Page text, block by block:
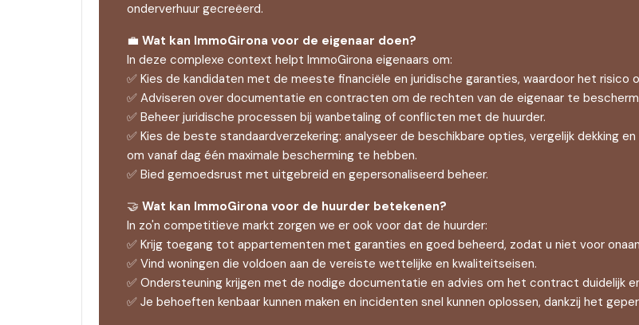
onderverhuur gecreëerd.
💼 Wat kan ImmoGirona voor de eigenaar doen?
In deze complexe context helpt ImmoGirona eigenaars om:
✅ Kies de kandidaten met de meeste financiële en juridische garanties, waardoor het
✅ Adviseren over documentatie en contracten om de rechten van de eigenaar te
✅ Beheer juridische processen bij wanbetaling of conflicten met de huurder.
✅ Kies de beste standaardverzekering: analyseer de beschikbare opties, vergelijk dekking
om vanaf dag één maximale bescherming te hebben.
✅ Bied gemoedsrust met uitgebreid en gepersonaliseerd beheer.
🤝 Wat kan ImmoGirona voor de huurder betekenen?
In zo'n competitieve markt zorgen we er ook voor dat de huurder:
✅ Krijg toegang tot appartementen met garanties en goed beheerd, zodat u niet voor
✅ Vind woningen die voldoen aan de vereiste wettelijke en kwaliteitseisen.
✅ Ondersteuning krijgen met de nodige documentatie en advies om het contract duidelijk
✅ Je behoeften kenbaar kunnen maken en incidenten snel kunnen oplossen, dankzij het